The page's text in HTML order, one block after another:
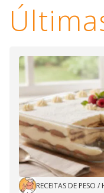
RECEITAS DE PESO /